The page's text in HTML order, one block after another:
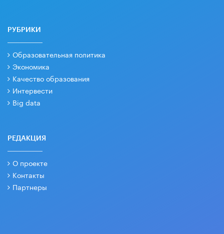
РУБРИКИ
Образовательная политика
Экономика
Качество образования
Интервести
Big data
РЕДАКЦИЯ
О проекте
Контакты
Партнеры